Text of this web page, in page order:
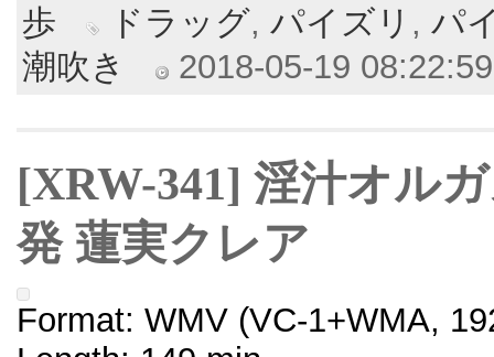
歩
ドラッグ, パイズリ , パ
潮吹き
2018-05-19
[XRW-341] 淫汁オル
発 蓮実クレア
Format: WMV (VC-1+WMA,